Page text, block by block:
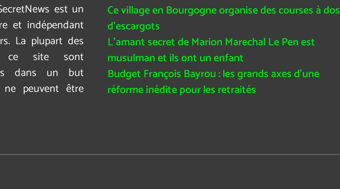
est un
et indépendant
La plupart des
ce site sont
dans un but
peuvent être
Ce village en Bourgogne organise des courses à dos
d’escargots
L’amant secret de Marion Marechal Le Pen est
musulman et ils ont un enfant
Budget François Bayrou : les grands axes d’une
réforme inédite pour les retraités